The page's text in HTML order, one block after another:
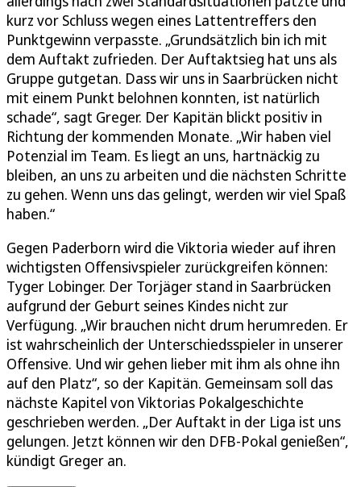
kurz vor Schluss wegen eines Lattentreffers den
Punktgewinn verpasste. „Grundsätzlich bin ich mit
dem Auftakt zufrieden. Der Auftaktsieg hat uns als
Gruppe gutgetan. Dass wir uns in Saarbrücken nicht
mit einem Punkt belohnen konnten, ist natürlich
schade“, sagt Greger. Der Kapitän blickt positiv in
Richtung der kommenden Monate. „Wir haben viel
Potenzial im Team. Es liegt an uns, hartnäckig zu
bleiben, an uns zu arbeiten und die nächsten Schritte
zu gehen. Wenn uns das gelingt, werden wir viel Spaß
haben.“
Gegen Paderborn wird die Viktoria wieder auf ihren
wichtigsten Offensivspieler zurückgreifen können:
Tyger Lobinger. Der Torjäger stand in Saarbrücken
aufgrund der Geburt seines Kindes nicht zur
Verfügung. „Wir brauchen nicht drum herumreden. Er
ist wahrscheinlich der Unterschiedsspieler in unserer
Offensive. Und wir gehen lieber mit ihm als ohne ihn
auf den Platz“, so der Kapitän. Gemeinsam soll das
nächste Kapitel von Viktorias Pokalgeschichte
geschrieben werden. „Der Auftakt in der Liga ist uns
gelungen. Jetzt können wir den DFB-Pokal genießen“,
kündigt Greger an.